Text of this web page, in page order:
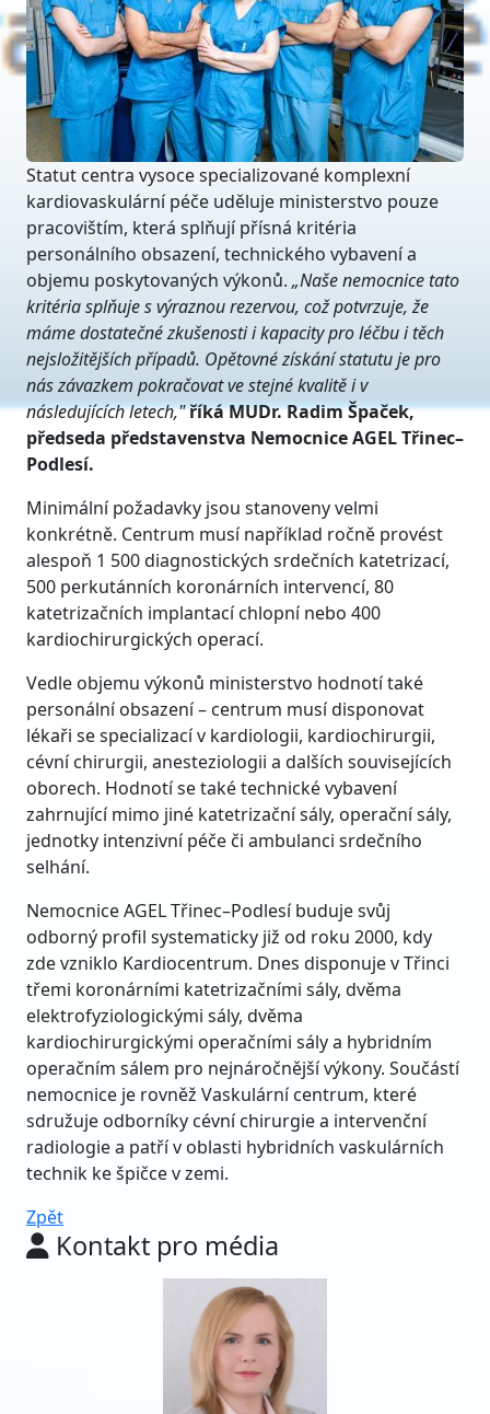
Statut centra vysoce specializované komplexní
kardiovaskulární péče uděluje ministerstvo pouze
pracovištím, která splňují přísná kritéria
personálního obsazení, technického vybavení a
objemu poskytovaných výkonů. „Naše nemocnice tato
kritéria splňuje s výraznou rezervou, což potvrzuje, že
máme dostatečné zkušenosti i kapacity pro léčbu i těch
nejsložitějších případů. Opětovné získání statutu je pro
nás závazkem pokračovat ve stejné kvalitě i v
následujících letech,"říká MUDr. Radim Špaček,
předseda představenstva Nemocnice AGEL Třinec–
Podlesí.
Minimální požadavky jsou stanoveny velmi
konkrétně. Centrum musí například ročně provést
alespoň 1 500 diagnostických srdečních katetrizací,
500 perkutánních koronárních intervencí, 80
katetrizačních implantací chlopní nebo 400
kardiochirurgických operací.
Vedle objemu výkonů ministerstvo hodnotí také
personální obsazení – centrum musí disponovat
lékaři se specializací v kardiologii, kardiochirurgii,
cévní chirurgii, anesteziologii a dalších souvisejících
oborech. Hodnotí se také technické vybavení
zahrnující mimo jiné katetrizační sály, operační sály,
jednotky intenzivní péče či ambulanci srdečního
selhání.
Nemocnice AGEL Třinec–Podlesí buduje svůj
odborný profil systematicky již od roku 2000, kdy
zde vzniklo Kardiocentrum. Dnes disponuje v Třinci
třemi koronárními katetrizačními sály, dvěma
elektrofyziologickými sály, dvěma
kardiochirurgickými operačními sály a hybridním
operačním sálem pro nejnáročnější výkony. Součástí
nemocnice je rovněž Vaskulární centrum, které
sdružuje odborníky cévní chirurgie a intervenční
radiologie a patří v oblasti hybridních vaskulárních
technik ke špičce v zemi.
Zpět
Kontakt pro média